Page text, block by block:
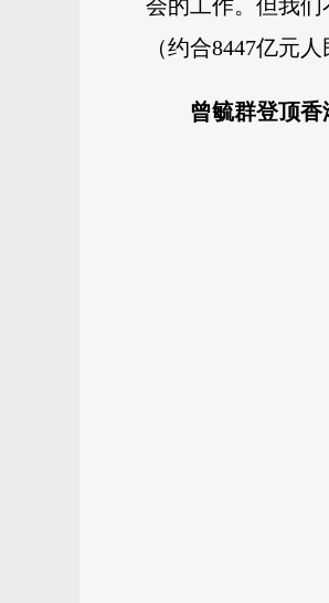
会的工作。但我们
（约合8447亿元
曾毓群登顶香